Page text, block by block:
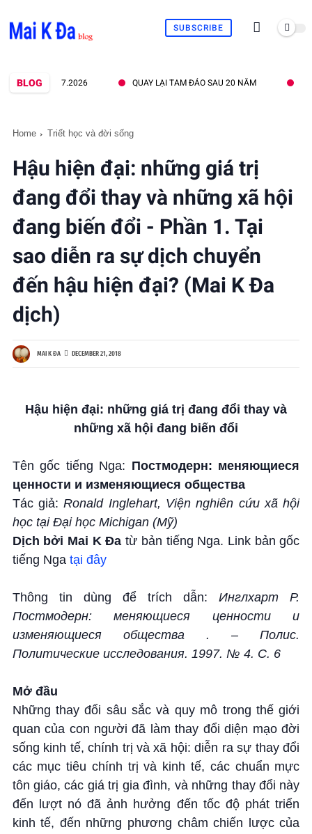
SUBSCRIBE
BLOG QUAY LẠI TAM ĐẢO SAU 20 NĂM QUAN
Home Triết học và đời sống
Hậu hiện đại: những giá trị
đang đổi thay và những xã hội
đang biến đổi - Phần 1. Tại
sao diễn ra sự dịch chuyển
đến hậu hiện đại? (Mai K Đa
dịch)
MAI K ĐA DECEMBER 21, 2018
Hậu hiện đại: những giá trị đang đổi thay và
những xã hội đang biến đổi
Tên gốc tiếng Nga: Постмодерн: меняющиеся
ценности и изменяющиеся общества
Tác giả:Ronald Inglehart, Viện nghiên cứu xã hội
học tại Đại học Michigan (Mỹ)
Dịch bởi Mai K Đa từ bản tiếng Nga. Link bản gốc
tiếng Nga tại đây
Thông tin dùng để trích dẫn:Инглхарт Р.
Постмодерн: меняющиеся ценности и
изменяющиеся общества . – Полис.
Политические исследования. 1997. № 4. С. 6
Mở đầu
Những thay đổi sâu sắc và quy mô trong thế giới
quan của con người đã làm thay đổi diện mạo đời
sống kinh tế, chính trị và xã hội: diễn ra sự thay đổi
các mục tiêu chính trị và kinh tế, các chuẩn mực
tôn giáo, các giá trị gia đình, và những thay đổi này
đến lượt nó đã ảnh hưởng đến tốc độ phát triển
kinh tế, đến những phương châm chiến lược của